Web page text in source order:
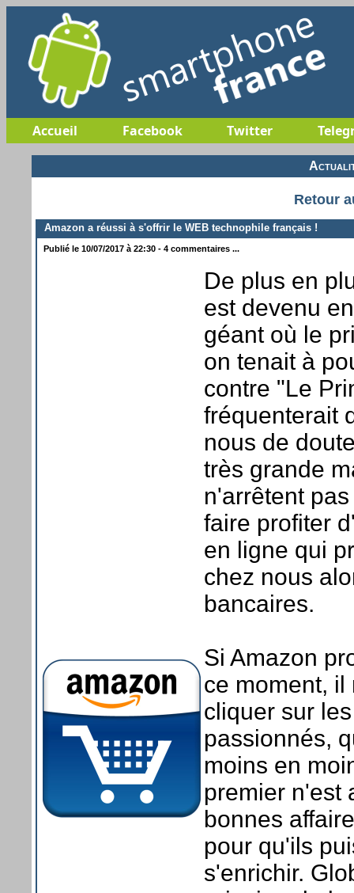
Accueil Facebook Twitter
Retour
Amazon a réussi à s'offrir le WEB technophile français !
Publié le 10/07/2017 à 22:30 - 4 commentaires ...
De plus en
est devenu
géant où le
on tenait à
contre "Le
fréquenterait
nous de
très grande
n'arrêtent
faire profiter
en ligne qui
chez nous
bancaires.
Si Amazon
ce moment,
cliquer sur
passionnés,
moins en
premier n'est
bonnes
pour qu'ils
s'enrichir.